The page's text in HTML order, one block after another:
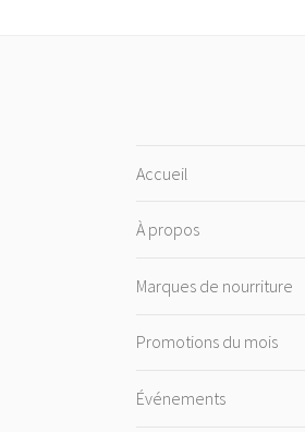
Accueil
À propos
Marques de nourriture
Promotions du mois
Événements